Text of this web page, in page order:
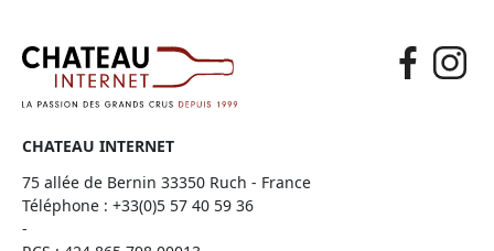
CHATEAU INTERNET
75 allée de Bernin 33350 Ruch - France
Téléphone : +33(0)5 57 40 59 36
-